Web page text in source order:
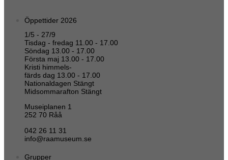
Öppettider 2026
1/5 - 27/9
Tisdag - fredag 11.00 - 17.00
Söndag 13.00 - 17.00
Första maj 13.00 - 17.00
Kristi himmels-
färds dag 13.00 - 17.00
Nationaldagen Stängt
Midsommarafton Stängt
Museiplanen 1
252 70 Råå
042 26 11 31
info@raamuseum.se
Grupper